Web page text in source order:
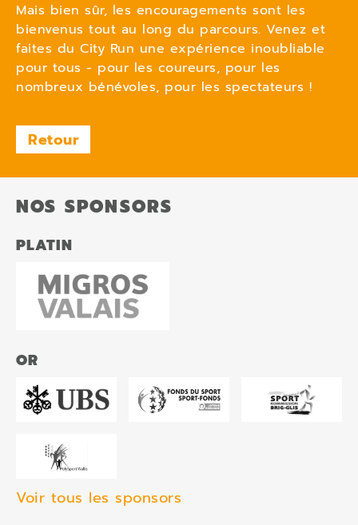
Mais bien sûr, les encouragements sont les
bienvenus tout au long du parcours. Venez et
faites du City Run une expérience inoubliable
pour tous - pour les coureurs, pour les
nombreux bénévoles, pour les spectateurs !
Retour
NOS SPONSORS
PLATIN
OR
Voir tous les sponsors